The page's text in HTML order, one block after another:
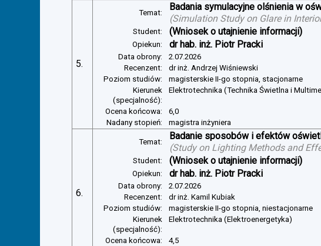
5.
Temat:
Badania symulacyjne olśnienia w
(Simulation Study on Glare in
Student: (Wniosek o utajnienie informacji)
Opiekun: dr hab. inż. Piotr Pracki
Data obrony:
2.07.2026
Recenzent:
dr inż. Andrzej Wiśniewski
Poziom studiów:
magisterskie II-go stopnia, stacjonarne
Kierunek
(specjalność):
Elektrotechnika (Technika Świetlna i
Ocena końcowa:
6,0
Nadany stopień:
magistra inżyniera
6.
Temat:
Badanie sposobów i efektów
(Study on Lighting Methods and
Student: (Wniosek o utajnienie informacji)
Opiekun: dr hab. inż. Piotr Pracki
Data obrony:
2.07.2026
Recenzent:
dr inż. Kamil Kubiak
Poziom studiów:
magisterskie II-go stopnia, niestacjonarne
Kierunek
(specjalność):
Elektrotechnika (Elektroenergetyka)
Ocena końcowa:
4,5